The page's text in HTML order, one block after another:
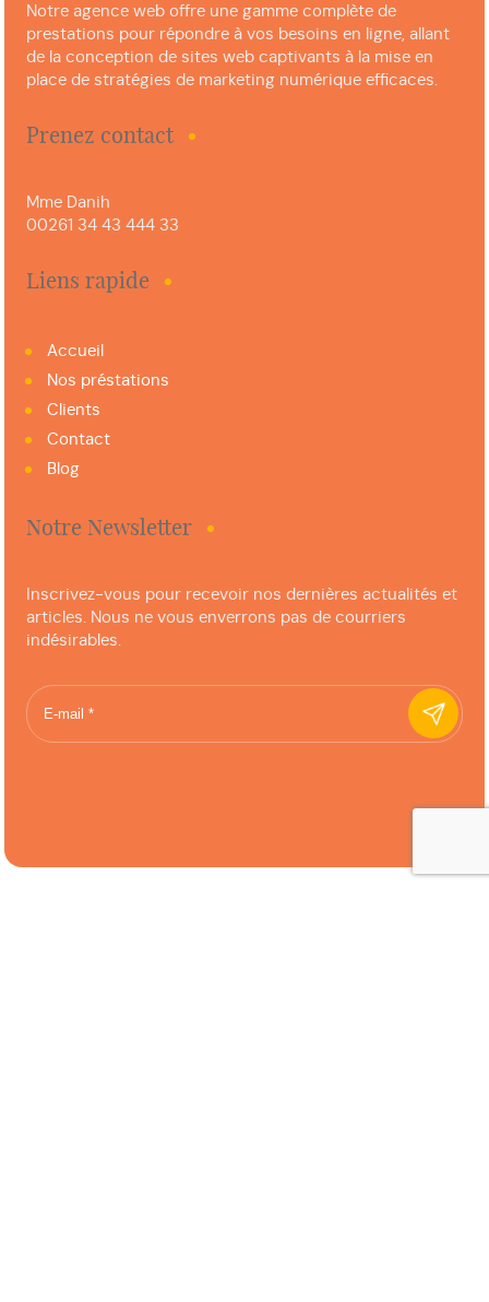
Notre agence web offre une gamme complète de
prestations pour répondre à vos besoins en ligne, allant
de la conception de sites web captivants à la mise en
place de stratégies de marketing numérique efficaces.
Prenez contact
Mme Danih
00261 34 43 444 33
Liens rapide
Accueil
Nos préstations
Clients
Contact
Blog
Notre Newsletter
Inscrivez-vous pour recevoir nos dernières actualités et
articles. Nous ne vous enverrons pas de courriers
indésirables.